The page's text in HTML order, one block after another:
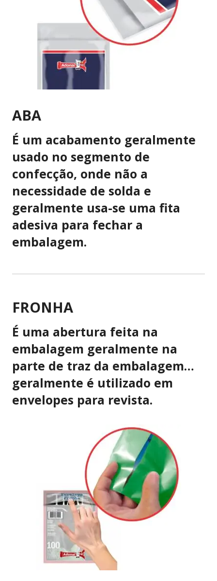
ABA
É um acabamento geralmente
usado no segmento de
confecção, onde não a
necessidade de solda e
geralmente usa-se uma fita
adesiva para fechar a
embalagem.
FRONHA
É uma abertura feita na
embalagem geralmente na
parte de traz da embalagem…
geralmente é utilizado em
envelopes para revista.